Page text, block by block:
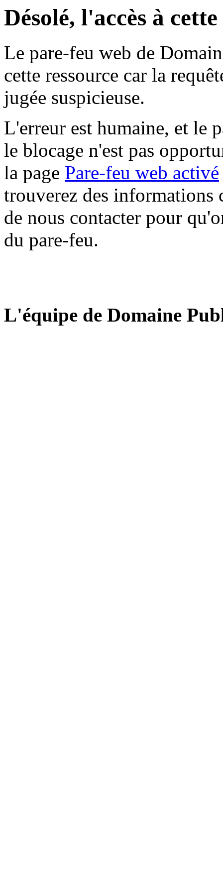
Désolé, l'accès à
Le pare-feu web de
cette ressource car la
jugée suspicieuse.
L'erreur est humaine, et le
le blocage n'est pas
la page Pare-feu web activé
trouverez des informations
de nous contacter pour
du pare-feu.
L'équipe de Domaine